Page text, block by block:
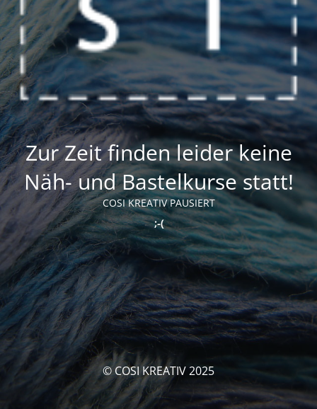
Zur Zeit finden leider keine
Näh- und Bastelkurse statt!
COSI KREATIV PAUSIERT
;-(
© COSI KREATIV 2025